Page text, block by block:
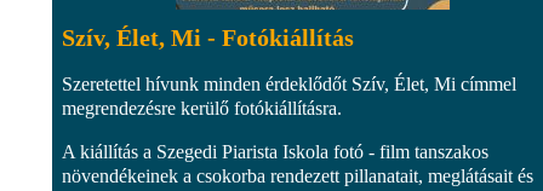
Szív, Élet, Mi - Fotókiállítás
Szeretettel hívunk minden érdeklődőt Szív, Élet, Mi címmel
megrendezésre kerülő fotókiállításra.
A kiállítás a Szegedi Piarista Iskola fotó - film tanszakos
növendékeinek a csokorba rendezett pillanatait, meglátásait és